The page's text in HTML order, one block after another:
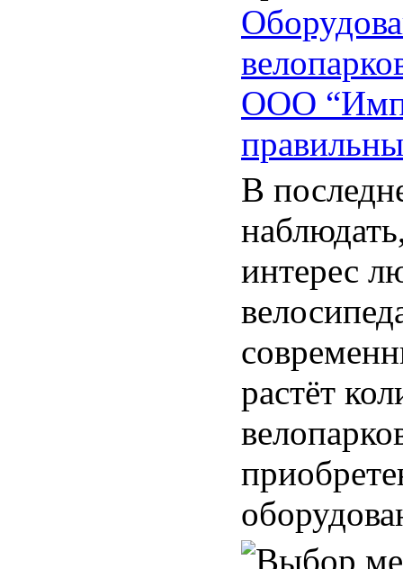
ООО
В
интерес
растёт